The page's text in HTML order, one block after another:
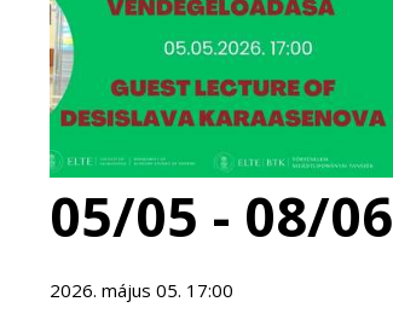
05/05 - 08/06
2026. május 05. 17:00